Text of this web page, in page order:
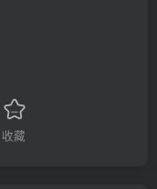
收藏